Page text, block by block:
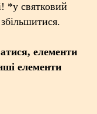
*у святковий
елементи
елементи